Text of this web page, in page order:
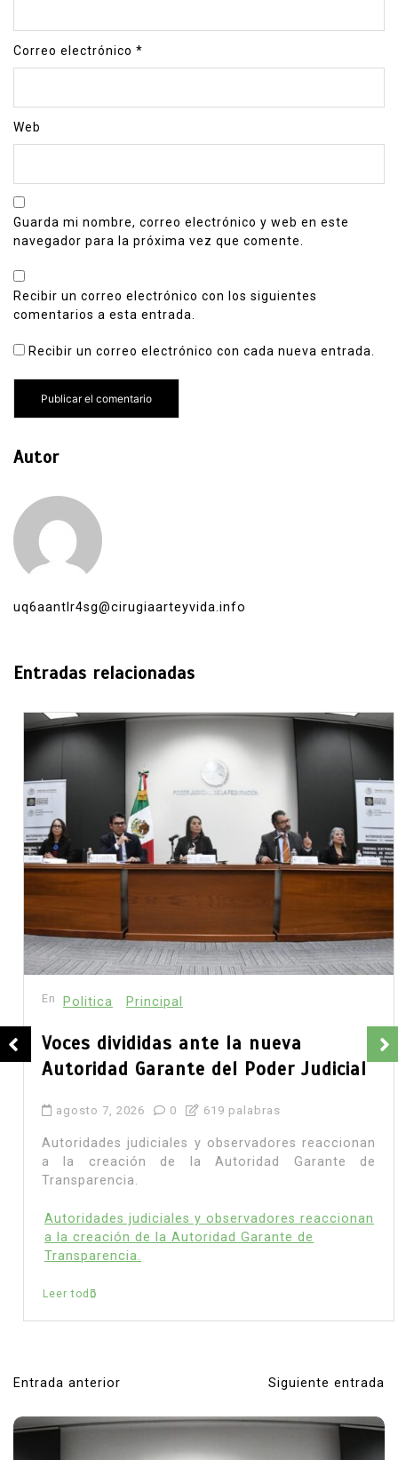
Correo electrónico *
Web
Guarda mi nombre, correo electrónico y web en este
navegador para la próxima vez que comente.
Recibir un correo electrónico con los siguientes
comentarios a esta entrada.
Recibir un correo electrónico con cada nueva entrada.
Autor
uq6aantlr4sg@cirugiaarteyvida.info
Entradas relacionadas
En Politica Principal
Voces divididas ante la nueva
Autoridad Garante del Poder Judicial
agosto 7, 2026 0 619 palabras
Autoridades judiciales y observadores reaccionan
a la creación de la Autoridad Garante de
Transparencia.
Autoridades judiciales y observadores reaccionan
a la creación de la Autoridad Garante de
Transparencia.
Leer todo
N
a
Entrada anterior Siguiente entrada